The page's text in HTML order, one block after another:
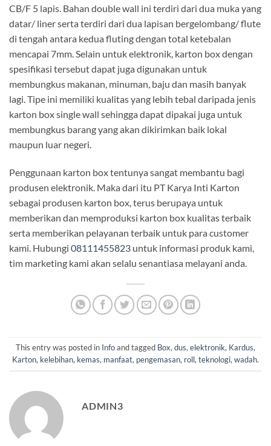
CB/F 5 lapis. Bahan double wall ini terdiri dari dua muka yang
datar/ liner serta terdiri dari dua lapisan bergelombang/ flute
di tengah antara kedua fluting dengan total ketebalan
mencapai 7mm. Selain untuk elektronik, karton box dengan
spesifikasi tersebut dapat juga digunakan untuk
membungkus makanan, minuman, baju dan masih banyak
lagi. Tipe ini memiliki kualitas yang lebih tebal daripada jenis
karton box single wall sehingga dapat dipakai juga untuk
membungkus barang yang akan dikirimkan baik lokal
maupun luar negeri.
Penggunaan karton box tentunya sangat membantu bagi
produsen elektronik. Maka dari itu PT Karya Inti Karton
sebagai produsen karton box, terus berupaya untuk
memberikan dan memproduksi karton box kualitas terbaik
serta memberikan pelayanan terbaik untuk para customer
kami. Hubungi 08111455823 untuk informasi produk kami,
tim marketing kami akan selalu senantiasa melayani anda.
This entry was posted in Infoand tagged Box,dus,elektronik, Kardus,
Karton, kelebihan, kemas, manfaat, pengemasan, roll,teknologi,wadah.
ADMIN3